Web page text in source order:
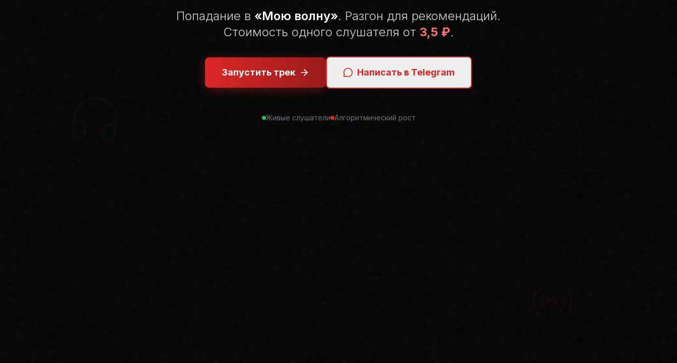
Попадание в «Мою волну». Разгон для рекомендаций.
Стоимость одного слушателя от 3,5 ₽.
Запустить трек Написать в Telegram
Живые слушатели Алгоритмический рост